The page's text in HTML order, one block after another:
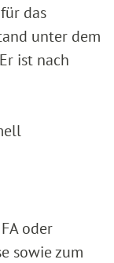
das
unter dem
ist nach
oder
sowie zum